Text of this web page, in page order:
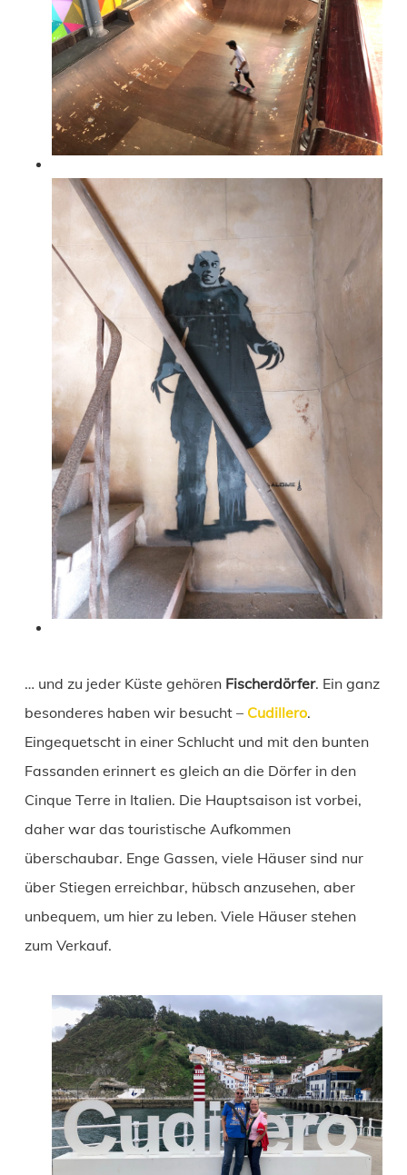
… und zu jeder Küste gehören Fischerdörfer. Ein ganz
besonderes haben wir besucht – Cudillero.
Eingequetscht in einer Schlucht und mit den bunten
Fassanden erinnert es gleich an die Dörfer in den
Cinque Terre in Italien. Die Hauptsaison ist vorbei,
daher war das touristische Aufkommen
überschaubar. Enge Gassen, viele Häuser sind nur
über Stiegen erreichbar, hübsch anzusehen, aber
unbequem, um hier zu leben. Viele Häuser stehen
zum Verkauf.